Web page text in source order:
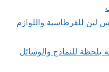
لين للقرطاسية واللوازم
للنماذج والوسائل